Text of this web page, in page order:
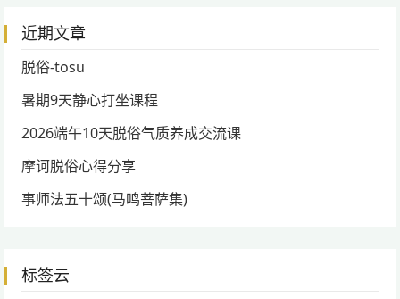
近期文章
脱俗-tosu
暑期9天静心打坐课程
2026端午10天脱俗气质养成交流课
摩诃脱俗心得分享
事师法五十颂(马鸣菩萨集)
标签云